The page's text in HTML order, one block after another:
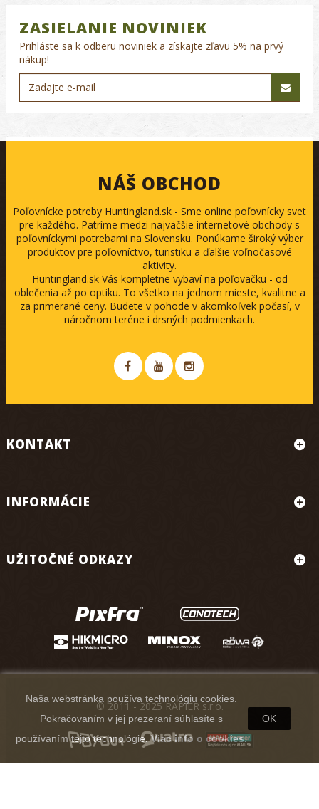
ZASIELANIE NOVINIEK
Prihláste sa k odberu noviniek a získajte zľavu 5% na prvý
nákup!
NÁŠ OBCHOD
Poľovnícke potreby Huntingland.sk - Sme online poľovnícky svet
pre každého. Patríme medzi najväčšie internetové obchody s
poľovníckymi potrebami na Slovensku. Ponúkame široký výber
produktov pre poľovníctvo, turistiku a ďalšie voľnočasové
aktivity.
Huntingland.sk Vás kompletne vybaví na poľovačku - od
oblečenia až po optiku. To všetko na jednom mieste, kvalitne a
za primerané ceny. Budete v pohode v akomkoľvek počasí, v
náročnom teréne i drsných podmienkach.
KONTAKT
INFORMÁCIE
UŽITOČNÉ ODKAZY
Naša webstránka používa technológiu cookies.
Pokračovaním v jej prezeraní súhlasíte s
používaním tejto technológie.Viac info o cookies.
OK
© 2011 - 2025 RAPIER s.r.o.